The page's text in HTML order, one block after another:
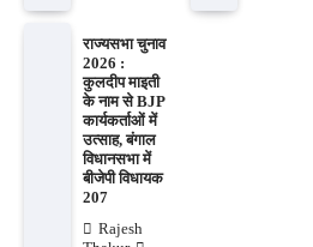
राज्यसभा चुनाव
2026 :
कुलदीप माइती
के नाम से BJP
कार्यकर्ताओं में
उत्साह, बंगाल
विधानसभा में
बीजेपी विधायक
207
Rajesh